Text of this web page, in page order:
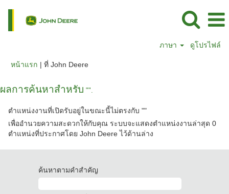
ภาษา ดูโปรไฟล์
หน้าแรก | ที่ John Deere(หน้า
ผลการค้นหาสำหรับ "".
ตำแหน่งงานที่เปิดรับอยู่ในขณะนี้ไม่ตรงกับ ""
เพื่ออำนวยความสะดวกให้กับคุณ ระบบจะแสดงตำแหน่งงานล่าสุด 0
ตำแหน่งที่ประกาศโดย John Deere ไว้ด้านล่าง
ค้นหาตามคำสำคัญ